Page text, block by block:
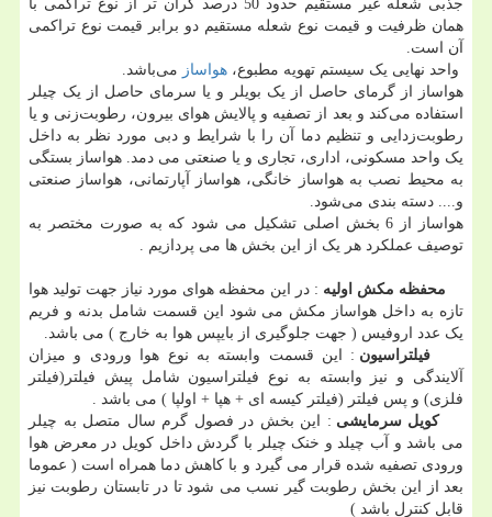
جذبی شعله غیر مستقیم حدود 50 درصد گران تر از نوع تراکمی با
همان ظرفیت و قیمت نوع شعله مستقیم دو برابر قیمت نوع تراکمی
آن است.
واحد نهایی یک سیستم تهویه مطبوع، هواساز می‌باشد.
هواساز از گرمای حاصل از یک بویلر و یا سرمای حاصل از یک چیلر
استفاده می‌کند و بعد از تصفیه و پالایش هوای بیرون، رطوبت‌زنی و یا
رطوبت‌زدایی و تنظیم دما آن را با شرایط و دبی مورد نظر به داخل
یک واحد مسکونی، اداری، تجاری و یا صنعتی می دمد. هواساز بستگی
به محیط نصب به هواساز خانگی، هواساز آپارتمانی، هواساز صنعتی
و.... دسته بندی می‌شود.
هواساز از 6 بخش اصلی تشکیل می شود که به صورت مختصر به
توصیف عملکرد هر یک از این بخش ها می پردازیم .
محفظه مکش اولیه : در این محفظه هوای مورد نیاز جهت تولید هوا
تازه به داخل هواساز مکش می شود این قسمت شامل بدنه و فریم
یک عدد اروفیس ( جهت جلوگیری از بایپس هوا به خارج ) می باشد.
فیلتراسیون : این قسمت وابسته به نوع هوا ورودی و میزان
آلایندگی و نیز وابسته به نوع فیلتراسیون شامل پیش فیلتر(فیلتر
فلزی) و پس فیلتر (فیلتر کیسه ای + هپا + اولپا ) می باشد .
کویل سرمایشی : این بخش در فصول گرم سال متصل به چیلر
می باشد و آب چیلد و خنک چیلر با گردش داخل کویل در معرض هوا
ورودی تصفیه شده قرار می گیرد و با کاهش دما همراه است ( عموما
بعد از این بخش رطوبت گیر نسب می شود تا در تابستان رطوبت نیز
قابل کنترل باشد )